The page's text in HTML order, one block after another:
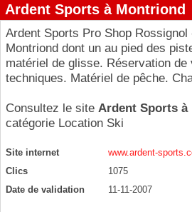
Ardent Sports à Montriond
Ardent Sports Pro Shop
Montriond dont un au pied des
matériel de glisse. Réservation
techniques. Matériel de pêche.
Consultez le site Ardent Sports à
catégorie Location Ski
Site internet
www.ardent-
Clics
1075
Date de validation
11-11-2007